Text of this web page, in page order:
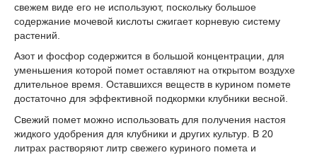
свежем виде его не используют, поскольку большое
содержание мочевой кислоты сжигает корневую систему
растений.
Азот и фосфор содержится в большой концентрации, для
уменьшения которой помет оставляют на открытом воздухе
длительное время. Оставшихся веществ в курином помете
достаточно для эффективной подкормки клубники весной.
Свежий помет можно использовать для получения настоя
жидкого удобрения для клубники и других культур. В 20
литрах растворяют литр свежего куриного помета и